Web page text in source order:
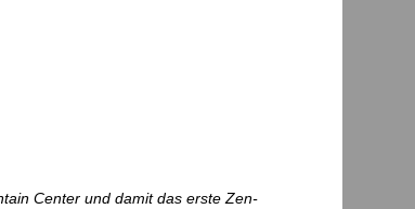
Center und damit das erste Zen-